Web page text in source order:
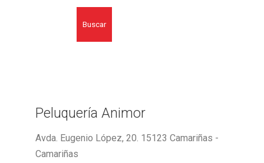
Buscar
Peluquería Animor
Avda. Eugenio López, 20. 15123 Camariñas -
Camariñas